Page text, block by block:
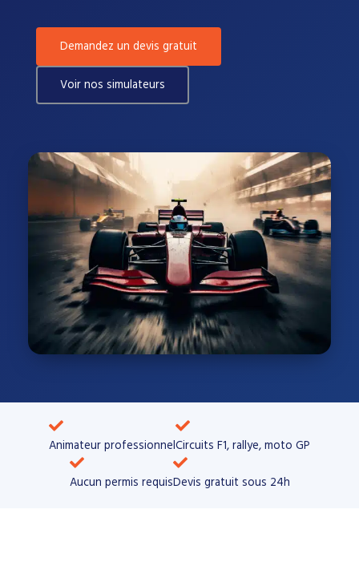
Demandez un devis gratuit
Voir nos simulateurs
Animateur professionnelCircuits F1, rallye, moto GP​
Aucun permis requisDevis gratuit sous 24h